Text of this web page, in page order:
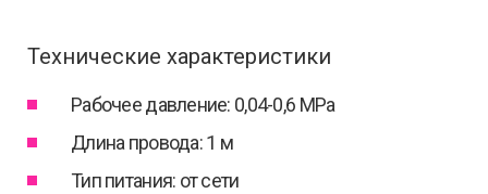
Технические характеристики
Рабочее давление: 0,04-0,6 MPa
Длина провода: 1 м
Тип питания: от сети